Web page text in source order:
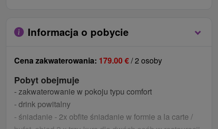
Informacja o pobycie
Cena zakwaterowania: 179.00€/ 2 osoby
Pobyt obejmuje
- zakwaterowanie w pokoju typu comfort
- drink powitalny
- śniadanie - 2x obfite śniadanie w formie a la carte /